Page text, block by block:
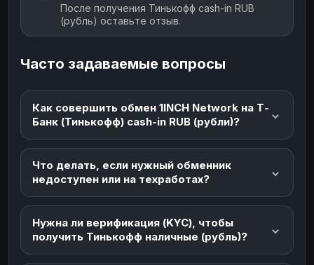
После получения Тинькофф cash-in RUB
(рубль) оставьте отзыв.
Часто задаваемые вопросы
Как совершить обмен 1INCH Network на Т-
Банк (Тинькофф) cash-in RUB (рубли)?
Что делать, если нужный обменник
недоступен или на техработах?
Нужна ли верификация (KYC), чтобы
получить Тинькофф наличные (рубль)?